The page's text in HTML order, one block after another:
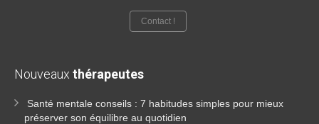
Contact !
Nouveaux thérapeutes
Santé mentale conseils : 7 habitudes simples pour mieux
préserver son équilibre au quotidien